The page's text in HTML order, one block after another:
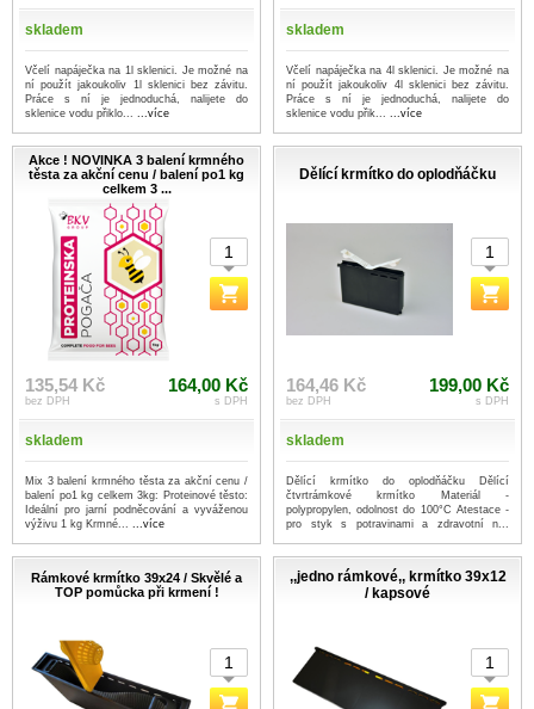
skladem
Včelí napáječka na 1l sklenici. Je možné na
ní použít jakoukoliv 1l sklenici bez závitu.
Práce s ní je jednoduchá, nalijete do
sklenice vodu přiklo... ...více
skladem
Včelí napáječka na 4l sklenici. Je možné na
ní použít jakoukoliv 4l sklenici bez závitu.
Práce s ní je jednoduchá, nalijete do
sklenice vodu přik... ...více
Akce ! NOVINKA 3 balení krmného
těsta za akční cenu / balení po1 kg
celkem 3 ...
135,54 Kč
bez DPH
164,00 Kč
s DPH
skladem
Mix 3 balení krmného těsta za akční cenu /
balení po1 kg celkem 3kg: Proteinové těsto:
Ideální pro jarní podněcování a vyváženou
výživu 1 kg Krmné... ...více
Dělící krmítko do oplodňáčku
164,46 Kč
bez DPH
199,00 Kč
s DPH
skladem
Dělící krmítko do oplodňáčku Dělící
čtvrtrámkové krmítko Materiál -
polypropylen, odolnost do 100°C Atestace -
pro styk s potravinami a zdravotní n...
Rámkové krmítko 39x24 / Skvělé a
TOP pomůcka při krmení !
,,jedno rámkové,, krmítko 39x12
/ kapsové